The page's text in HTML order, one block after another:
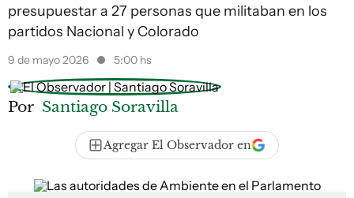
presupuestar a 27 personas que militaban en los
partidos Nacional y Colorado
9 de mayo 2026 5:00 hs
Por Santiago Soravilla
Agregar El Observador en